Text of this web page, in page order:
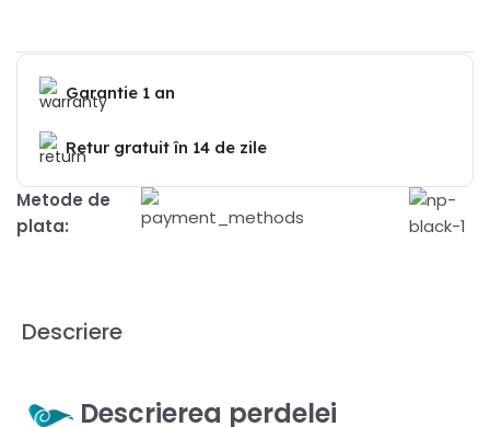
Garantie 1 an
Retur gratuit în 14 de zile
Metode de
plata:
Descriere
Descrierea perdelei